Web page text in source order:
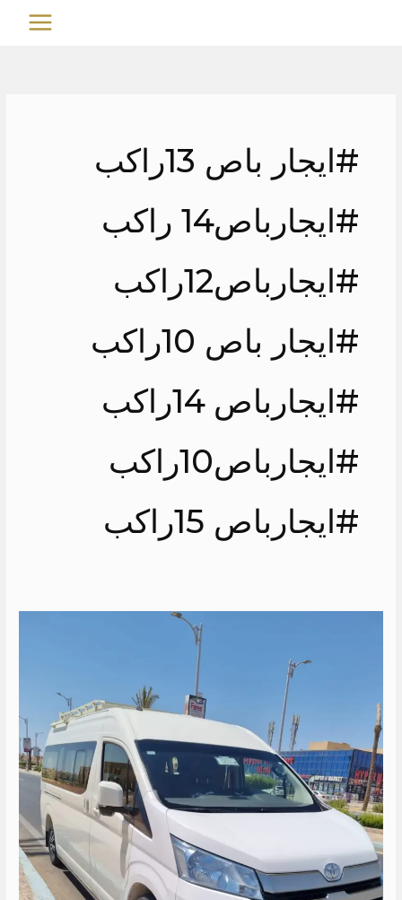
MAIN
#ايجار باص 13راكب
#ايجارباص14 راكب
#ايجارباص12راكب
#ايجار باص 10راكب
#ايجارباص 14راكب
#ايجارباص10راكب
#ايجارباص 15راكب
الى
الساحل
الشمالى